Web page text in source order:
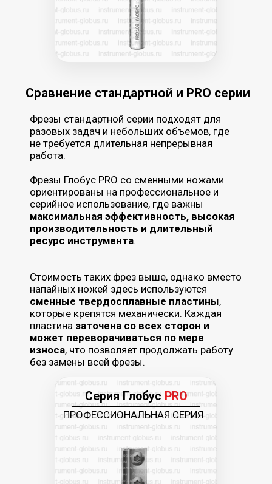
PRO 101 Z1
фреза содним ножомдля точной выборки
прямых пазов с ровным дном и чистым
Фреза Глобус PRO 103 Z1 одним
для выборки пазов с высокой
точностью при столярных и мебельных
Фреза Глобус PRO 107 Z3 — фреза сдвумя
для пазовой обработки и
выполнения соединений с чистым резом и
точным качеством обработки.
Многоножевая фреза Глобус PRO 107
(кукуруза) — для быстрой выборки
большого объема материала с высокой
Пазовые прямые
ПРОФЕССИОНАЛЬНАЯ СЕРИЯ
со сменными ножами
Стоимость таких фрез выше, однако вместо
напайных ножей здесь используются
сменные твердосплавные пластины
которые крепятся механически. Каждая
заточена со всех сторон и
ПРОФЕССИОНАЛЬНАЯ СЕРИЯ